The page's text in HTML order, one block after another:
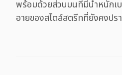
พร้อมด้วยส่วนบนที่มีน้ำหนักเ
อายของสไตล์สตรีทที่ยังคงปร